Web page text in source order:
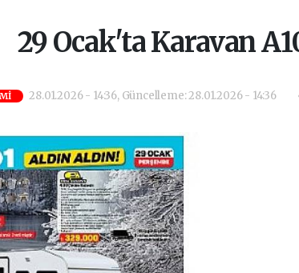
29 Ocak'ta Karavan
28.01.2026 - 14:36, Güncelleme: 28.01.2026 - 14:36